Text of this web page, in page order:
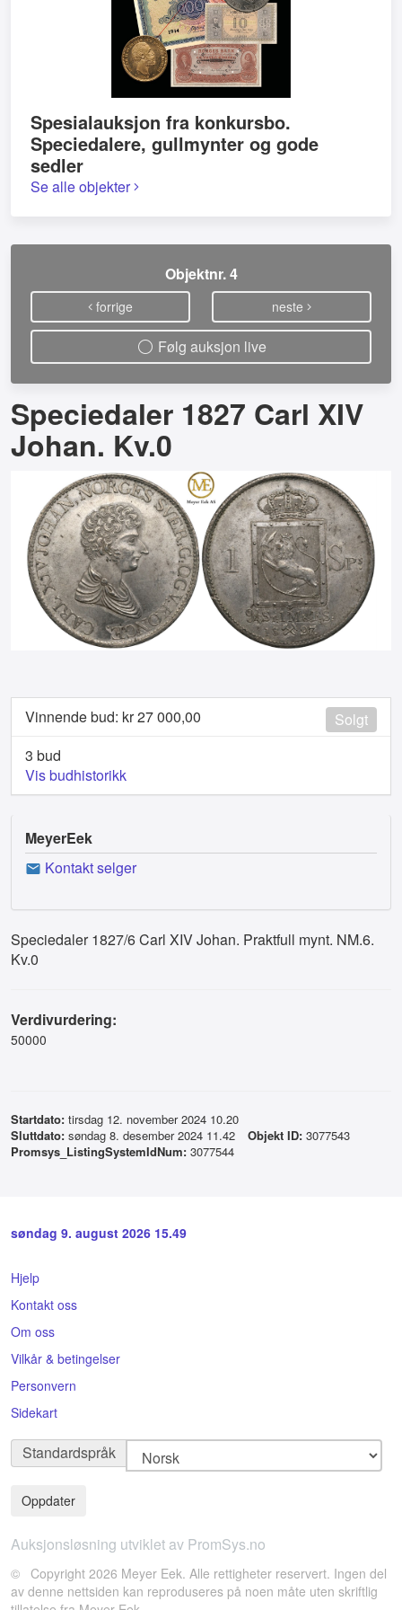
Spesialauksjon fra konkursbo.
Speciedalere, gullmynter og gode
sedler
Se alle objekter
Objektnr. 4
forrige neste
Følg auksjon live
Speciedaler 1827 Carl XIV
Johan. Kv.0
Solgt
Vinnende bud: kr27 000,00
3 bud
Vis budhistorikk
MeyerEek
Kontakt selger
Speciedaler 1827/6 Carl XIV Johan. Praktfull mynt. NM.6.
Kv.0
Verdivurdering:
50000
Startdato: tirsdag 12. november 2024 10.20
Sluttdato: søndag 8. desember 2024 11.42 Objekt ID: 3077543
Promsys_ListingSystemIdNum: 3077544
søndag 9. august 2026 15.49
Hjelp
Kontakt oss
Om oss
Vilkår & betingelser
Personvern
Sidekart
Standardspråk
Auksjonsløsning utviklet av PromSys.no
© Copyright 2026 Meyer Eek. Alle rettigheter reservert. Ingen del
av denne nettsiden kan reproduseres på noen måte uten skriftlig